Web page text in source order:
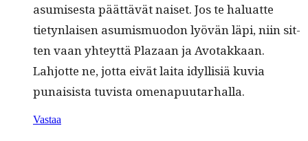
asumis­es­ta päät­tävät naiset. Jos te halu­at­te
tietyn­laisen asum­is­muodon lyövän läpi, niin sit­
ten vaan yhteyt­tä Plaza­an ja Avotakkaan.
Lahjotte ne, jot­ta eivät lai­ta idyl­lisiä kuvia
punai­sista tuvista omenapuutarhalla.
Vastaa